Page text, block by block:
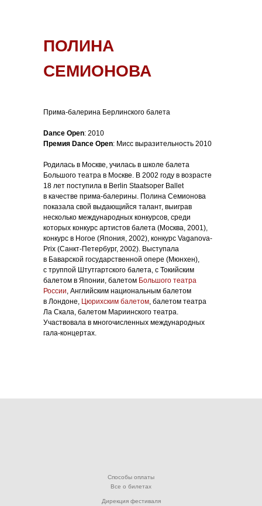
ПОЛИНА
СЕМИОНОВА
Прима-балерина Берлинского балета
Dance Open: 2010
Премия Dance Open: Мисс выразительность 2010
Родилась в Москве, училась в школе балета
Большого театра в Москве. В 2002 году в возрасте
18 лет поступила в Berlin Staatsoper Ballet
в качестве прима-балерины. Полина Семионова
показала свой выдающийся талант, выиграв
несколько международных конкурсов, среди
которых конкурс артистов балета (Москва, 2001),
конкурс в Ногое (Япония, 2002), конкурс Vaganova-
Prix (Санкт-Петербург, 2002). Выступала
в Баварской государственной опере (Мюнхен),
с труппой Штутгартского балета, с Токийским
балетом в Японии, балетом Большого театра
России, Английским национальным балетом
в Лондоне, Цюрихским балетом, балетом театра
Ла Скала, балетом Мариинского театра.
Участвовала в многочисленных международных
гала-концертах.
Способы оплаты
Дирекция фестиваля
Все о билетах